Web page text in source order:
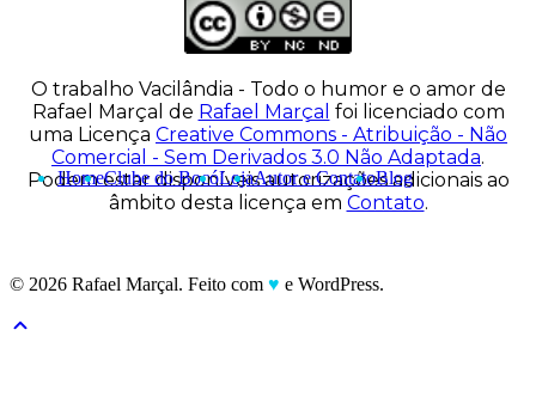
O trabalho Vacilândia - Todo o humor e o amor de
Rafael Marçal de Rafael Marçal foi licenciado com
uma Licença Creative Commons - Atribuição - Não
Comercial - Sem Derivados 3.0 Não Adaptada.
Podem estar disponíveis autorizações adicionais ao
âmbito desta licença em Contato.
HomeClube do BocóLojaAutor e ContatoBlog
© 2026 Rafael Marçal. Feito com ♥ e WordPress.